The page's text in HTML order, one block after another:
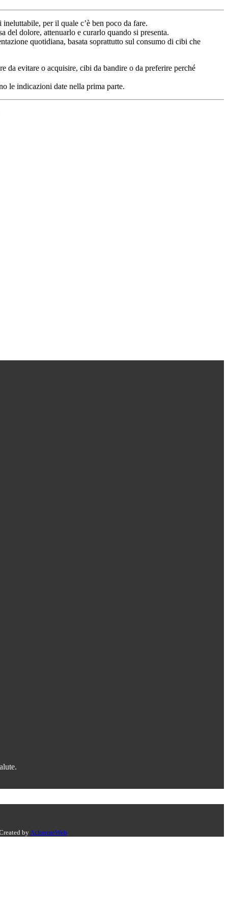
per il quale c’è ben poco da fare.
del dolore, attenuarlo e curarlo quando si presenta.
quotidiana, basata soprattutto sul consumo di cibi che
da evitare o acquisire, cibi da bandire o da preferire perché
le indicazioni date nella prima parte.
byAchromeWeb